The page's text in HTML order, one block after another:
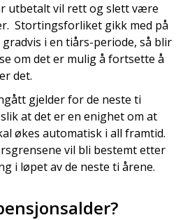
utbetalt vil rett og slett være
Stortingsforliket gikk med på
i en tiårs-periode, så blir
om det er mulig å fortsette å
det.
gjelder for de neste ti
at det er en enighet om at
økes automatisk i all framtid.
vil bli bestemt etter
i løpet av de neste ti årene.